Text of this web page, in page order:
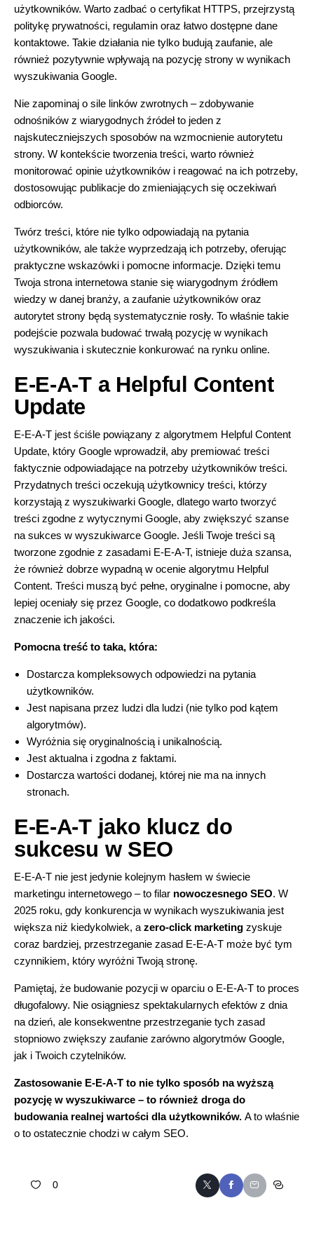
użytkowników. Warto zadbać o certyfikat HTTPS, przejrzystą
politykę prywatności, regulamin oraz łatwo dostępne dane
kontaktowe. Takie działania nie tylko budują zaufanie, ale
również pozytywnie wpływają na pozycję strony w wynikach
wyszukiwania Google.
Nie zapominaj o sile linków zwrotnych – zdobywanie
odnośników z wiarygodnych źródeł to jeden z
najskuteczniejszych sposobów na wzmocnienie autorytetu
strony. W kontekście tworzenia treści, warto również
monitorować opinie użytkowników i reagować na ich potrzeby,
dostosowując publikacje do zmieniających się oczekiwań
odbiorców.
Twórz treści, które nie tylko odpowiadają na pytania
użytkowników, ale także wyprzedzają ich potrzeby, oferując
praktyczne wskazówki i pomocne informacje. Dzięki temu
Twoja strona internetowa stanie się wiarygodnym źródłem
wiedzy w danej branży, a zaufanie użytkowników oraz
autorytet strony będą systematycznie rosły. To właśnie takie
podejście pozwala budować trwałą pozycję w wynikach
wyszukiwania i skutecznie konkurować na rynku online.
E-E-A-T a Helpful Content
Update
E-E-A-T jest ściśle powiązany z algorytmem Helpful Content
Update, który Google wprowadził, aby premiować treści
faktycznie odpowiadające na potrzeby użytkowników treści.
Przydatnych treści oczekują użytkownicy treści, którzy
korzystają z wyszukiwarki Google, dlatego warto tworzyć
treści zgodne z wytycznymi Google, aby zwiększyć szanse
na sukces w wyszukiwarce Google. Jeśli Twoje treści są
tworzone zgodnie z zasadami E-E-A-T, istnieje duża szansa,
że również dobrze wypadną w ocenie algorytmu Helpful
Content. Treści muszą być pełne, oryginalne i pomocne, aby
lepiej oceniały się przez Google, co dodatkowo podkreśla
znaczenie ich jakości.
Pomocna treść to taka, która:
Dostarcza kompleksowych odpowiedzi na pytania
użytkowników.
Jest napisana przez ludzi dla ludzi (nie tylko pod kątem
algorytmów).
Wyróżnia się oryginalnością i unikalnością.
Jest aktualna i zgodna z faktami.
Dostarcza wartości dodanej, której nie ma na innych
stronach.
E-E-A-T jako klucz do
sukcesu w SEO
E-E-A-T nie jest jedynie kolejnym hasłem w świecie
marketingu internetowego – to filar nowoczesnego SEO. W
2025 roku, gdy konkurencja w wynikach wyszukiwania jest
większa niż kiedykolwiek, a zero-click marketing zyskuje
coraz bardziej, przestrzeganie zasad E-E-A-T może być tym
czynnikiem, który wyróżni Twoją stronę.
Pamiętaj, że budowanie pozycji w oparciu o E-E-A-T to proces
długofalowy. Nie osiągniesz spektakularnych efektów z dnia
na dzień, ale konsekwentne przestrzeganie tych zasad
stopniowo zwiększy zaufanie zarówno algorytmów Google,
jak i Twoich czytelników.
Zastosowanie E-E-A-T to nie tylko sposób na wyższą
pozycję w wyszukiwarce – to również droga do
budowania realnej wartości dla użytkowników. A to właśnie
o to ostatecznie chodzi w całym SEO.
0